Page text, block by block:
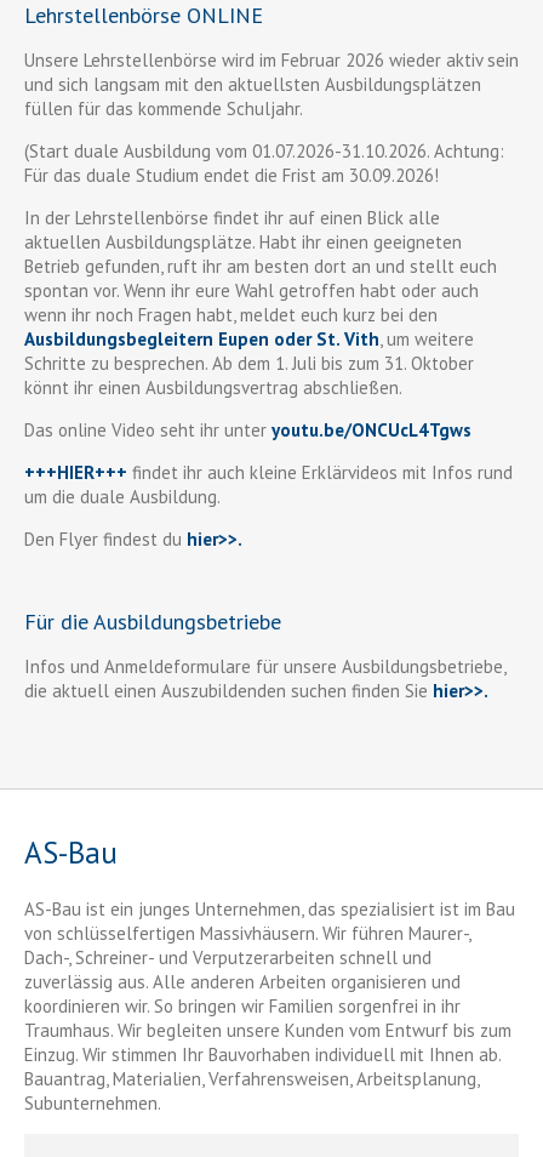
Lehrstellenbörse ONLINE
Unsere Lehrstellenbörse wird im Februar 2026 wieder aktiv sein
und sich langsam mit den aktuellsten Ausbildungsplätzen
füllen für das kommende Schuljahr.
(Start duale Ausbildung vom 01.07.2026-31.10.2026. Achtung:
Für das duale Studium endet die Frist am 30.09.2026!
In der Lehrstellenbörse findet ihr auf einen Blick alle
aktuellen Ausbildungsplätze. Habt ihr einen geeigneten
Betrieb gefunden, ruft ihr am besten dort an und stellt euch
spontan vor. Wenn ihr eure Wahl getroffen habt oder auch
wenn ihr noch Fragen habt, meldet euch kurz bei den
Ausbildungsbegleitern Eupen oder St. Vith, um weitere
Schritte zu besprechen. Ab dem 1. Juli bis zum 31. Oktober
könnt ihr einen Ausbildungsvertrag abschließen.
Das online Video seht ihr unter youtu.be/ONCUcL4Tgws
+++HIER+++ findet ihr auch kleine Erklärvideos mit Infos rund
um die duale Ausbildung.
Den Flyer findest du hier>>.
Für die Ausbildungsbetriebe
Infos und Anmeldeformulare für unsere Ausbildungsbetriebe,
die aktuell einen Auszubildenden suchen finden Sie hier>>.
AS-Bau
AS-Bau ist ein junges Unternehmen, das spezialisiert ist im Bau
von schlüsselfertigen Massivhäusern. Wir führen Maurer-,
Dach-, Schreiner- und Verputzerarbeiten schnell und
zuverlässig aus. Alle anderen Arbeiten organisieren und
koordinieren wir. So bringen wir Familien sorgenfrei in ihr
Traumhaus. Wir begleiten unsere Kunden vom Entwurf bis zum
Einzug. Wir stimmen Ihr Bauvorhaben individuell mit Ihnen ab.
Bauantrag, Materialien, Verfahrensweisen, Arbeitsplanung,
Subunternehmen.